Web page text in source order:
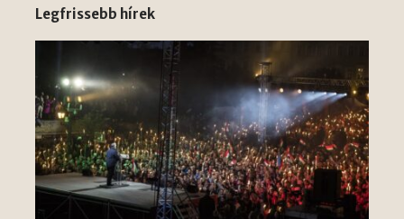
Legfrissebb hírek